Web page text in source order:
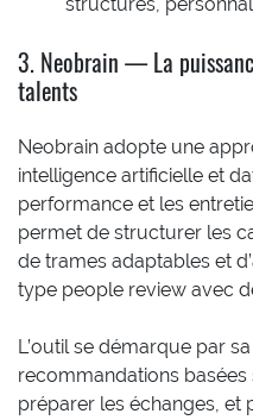
3. Neobrain — La
talents
Neobrain adopte une
intelligence artificielle et
performance et les
permet de structurer les
de trames adaptables et
type people review avec
L’outil se démarque par
recommandations
préparer les échanges, et